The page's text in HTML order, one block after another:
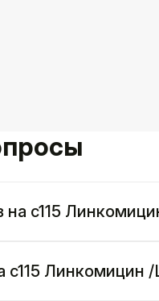
на c115
c115 Линкомицин